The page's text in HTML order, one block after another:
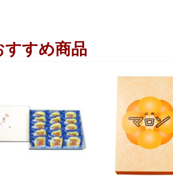
すすめ商品